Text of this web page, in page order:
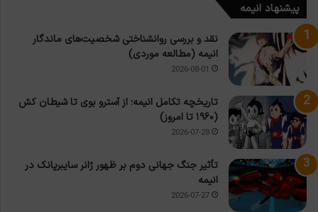
پیشنهاد انیمه
نقد و بررسی روانشناختی شخصیت‌های ماندگار
انیمه (مطالعه موردی)
2026-08-01
تاریخچه تکامل انیمه؛ از آسترو بوی تا شیطان کش
(۱۹۶۰ تا امروز)
2026-07-28
تأثیر جنگ جهانی دوم بر ظهور ژانر سایبرپانک در
انیمه
2026-07-27